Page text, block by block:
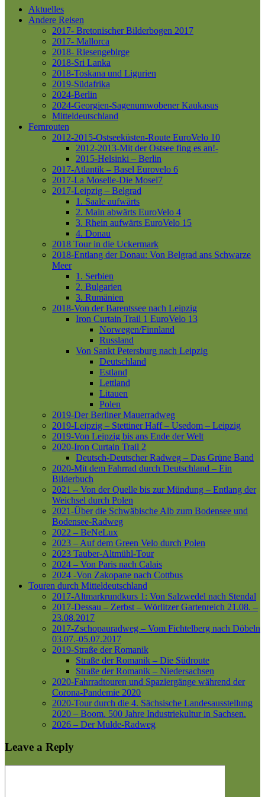
Aktuelles
Andere Reisen
2017- Bretonischer Bilderbogen 2017
2017- Mallorca
2018- Riesengebirge
2018-Sri Lanka
2018-Toskana und Ligurien
2019-Südafrika
2024-Berlin
2024-Georgien-Sagenumwobener Kaukasus
Mitteldeutschland
Fernrouten
2012-2015-Ostseeküsten-Route EuroVelo 10
2012-2013-Mit der Ostsee fing es an!-
2015-Helsinki – Berlin
2017-Atlantik – Basel Eurovelo 6
2017-La Moselle-Die Mosel7
2017-Leipzig – Belgrad
1. Saale aufwärts
2. Main abwärts EuroVelo 4
3. Rhein aufwärts EuroVelo 15
4. Donau
2018 Tour in die Uckermark
2018-Entlang der Donau: Von Belgrad ans Schwarze
Meer
1. Serbien
2. Bulgarien
3. Rumänien
2018-Von der Barentssee nach Leipzig
Iron Curtain Trail 1 EuroVelo 13
Norwegen/Finnland
Russland
Von Sankt Petersburg nach Leipzig
Deutschland
Estland
Lettland
Litauen
Polen
2019-Der Berliner Mauerradweg
2019-Leipzig – Stettiner Haff – Usedom – Leipzig
2019-Von Leipzig bis ans Ende der Welt
2020-Iron Curtain Trail 2
Deutsch-Deutscher Radweg – Das Grüne Band
2020-Mit dem Fahrrad durch Deutschland – Ein
Bilderbuch
2021 – Von der Quelle bis zur Mündung – Entlang der
Weichsel durch Polen
2021-Über die Schwäbische Alb zum Bodensee und
Bodensee-Radweg
2022 – BeNeLux
2023 – Auf dem Green Velo durch Polen
2023 Tauber-Altmühl-Tour
2024 – Von Paris nach Calais
2024 -Von Zakopane nach Cottbus
Touren durch Mitteldeutschland
2017-Altmarkrundkurs 1: Von Salzwedel nach Stendal
2017-Dessau – Zerbst – Wörlitzer Gartenreich 21.08. –
23.08.2017
2017-Zschopauradweg – Vom Fichtelberg nach Döbeln
03.07.-05.07.2017
2019-Straße der Romanik
Straße der Romanik – Die Südroute
Straße der Romanik – Niedersachsen
2020-Fahrradtouren und Spaziergänge während der
Corona-Pandemie 2020
2020-Tour durch die 4. Sächsische Landesausstellung
2020 – Boom. 500 Jahre Industriekultur in Sachsen.
2026 – Der Mulde-Radweg
Leave a Reply